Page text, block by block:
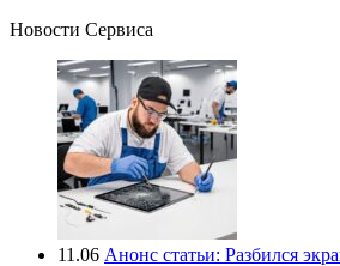
Новости Сервиса
11.06 Анонс статьи: Разбился